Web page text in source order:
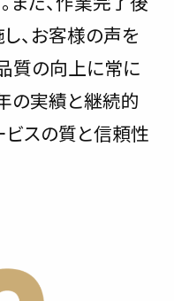
、お客様の声を
質の向上に常に
の実績と継続的
ビスの質と信頼性